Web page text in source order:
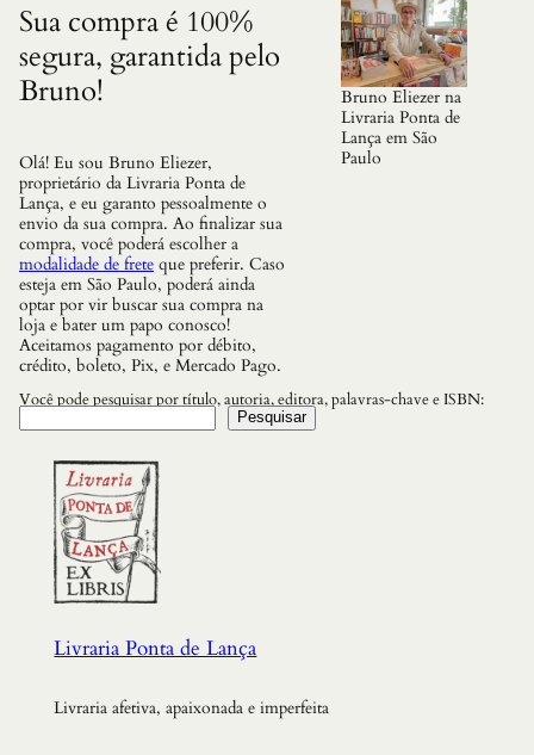
Sua compra é 100%
segura, garantida pelo
Bruno!
Olá! Eu sou Bruno Eliezer,
proprietário da Livraria Ponta de
Lança, e eu garanto pessoalmente o
envio da sua compra. Ao finalizar sua
compra, você poderá escolher a
modalidade de frete que preferir. Caso
esteja em São Paulo, poderá ainda
optar por vir buscar sua compra na
loja e bater um papo conosco!
Aceitamos pagamento por débito,
crédito, boleto, Pix, e Mercado Pago.
Bruno Eliezer na
Livraria Ponta de
Lança em São
Paulo
Você pode pesquisar por título, autoria, editora, palavras-chave e ISBN:
Pesquisar
Livraria Ponta de Lança
Livraria afetiva, apaixonada e imperfeita